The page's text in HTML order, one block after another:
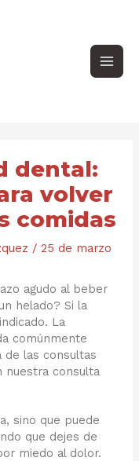
dental:
volver
comidas
/25 de marzo
agudo al beber
helado? Si la
La
comúnmente
de las consultas
nuestra consulta
sino que puede
que dejes de
miedo al dolor.